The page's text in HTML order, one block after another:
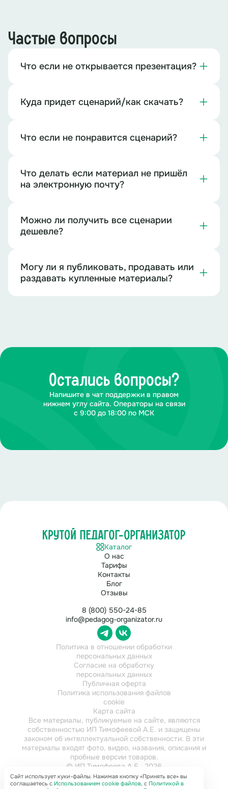
Частые вопросы
Что если не открывается презентация?
Куда придет сценарий/как скачать?
Что если не понравится сценарий?
Что делать если материал не пришёл
на электронную почту?
Можно ли получить все сценарии
дешевле?
Могу ли я публиковать, продавать или
раздавать купленные материалы?
Остались вопросы?
Напишите в чат поддержки в правом
нижнем углу сайта. Операторы на связи
с 9:00 до 18:00 по МСК
Каталог
О нас
Тарифы
Контакты
Блог
Отзывы
8 (800) 550-24-85
info@pedagog-organizator.ru
Политика в отношении обработки
персональных данных
Согласие на обработку
персональных данных
Публичная оферта
Политика использования файлов
cookie
Карта сайта
Все материалы, публикуемые на сайте, являются
собственностью ИП Тимофеевой А.Е. и защищены
законом об интеллектуальной собственности. В эти
материалы входят фото, видео, названия, описания и
пробные версии товаров.
© ИП Тимофеева А.Е., 2026
ИНН 784202616921
Сайт использует куки-файлы. Нажимая кнопку «Принять все» вы
соглашаетесь с Использованием cookie файлов, с Политикой в